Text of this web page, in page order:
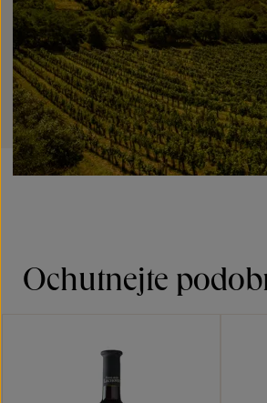
Ochutnejte